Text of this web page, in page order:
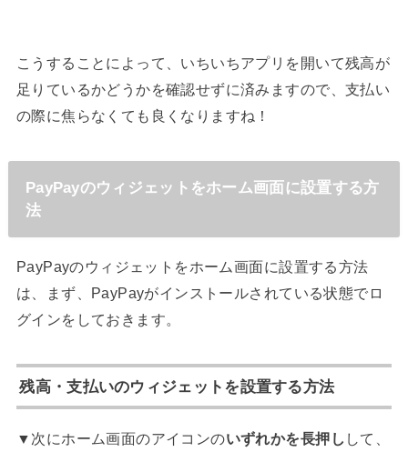
こうすることによって、いちいちアプリを開いて残高が
足りているかどうかを確認せずに済みますので、支払い
の際に焦らなくても良くなりますね！
PayPayのウィジェットをホーム画面に設置する方
法
PayPayのウィジェットをホーム画面に設置する方法
は、まず、PayPayがインストールされている状態でロ
グインをしておきます。
残高・支払いのウィジェットを設置する方法
▼次にホーム画面のアイコンのいずれかを長押し して、